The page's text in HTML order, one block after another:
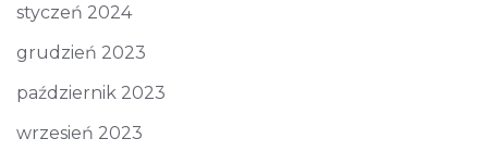
styczeń 2024
grudzień 2023
październik 2023
wrzesień 2023